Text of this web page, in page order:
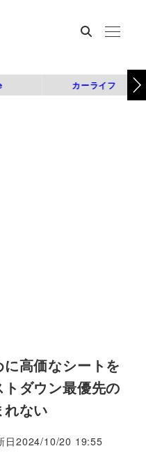
カーライフ
に高価なシートを
ダウン最優先の
ない
日2024/10/20 19:55